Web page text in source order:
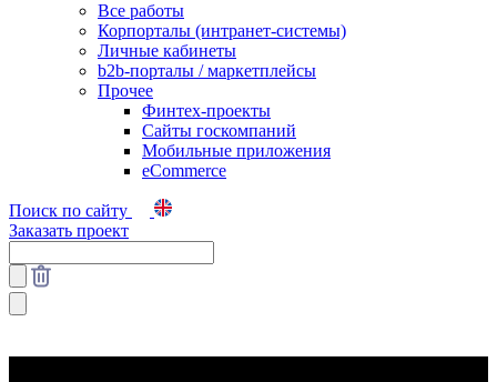
Все работы
Корпорталы (интранет-системы)
Личные кабинеты
b2b-порталы / маркетплейсы
Прочее
Финтех-проекты
Сайты госкомпаний
Мобильные приложения
eCommerce
Поиск по сайту
Заказать проект